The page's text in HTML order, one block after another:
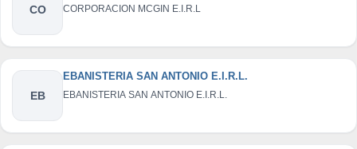
CO CORPORACION MCGIN E.I.R.L
EB
EBANISTERIA SAN ANTONIO E.I.R.L.
EBANISTERIA SAN ANTONIO E.I.R.L.